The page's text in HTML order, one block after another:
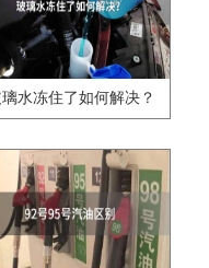
水冻住了如何解决？